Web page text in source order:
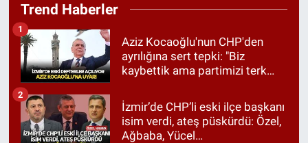
Trend Haberler
Aziz Kocaoğlu'nun CHP'den
ayrılığına sert tepki: "Biz
kaybettik ama partimizi terk
1
İzmir’de CHP’li eski ilçe başkanı
isim verdi, ateş püskürdü: Özel,
Ağbaba, Yücel…
2